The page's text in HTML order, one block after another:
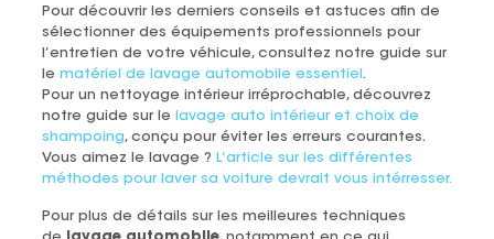
Pour découvrir les derniers conseils et astuces afin de
sélectionner des équipements professionnels pour
l’entretien de votre véhicule, consultez notre guide sur
le matériel de lavage automobile essentiel .
Pour un nettoyage intérieur irréprochable, découvrez
notre guide sur le
lavage auto intérieur et choix de
shampoing, conçu pour éviter les erreurs courantes.
Vous aimez le lavage ? L’article sur les différentes
méthodes pour laver sa voiture devrait vous intérresser.
Pour plus de détails sur les meilleures techniques